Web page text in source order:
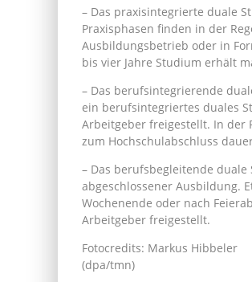
– Das praxisintegrierte duale
Praxisphasen finden in der
Ausbildungsbetrieb oder in
bis vier Jahre Studium erhält
– Das berufsintegrierende
ein berufsintegriertes duales
Arbeitgeber freigestellt. In der
zum Hochschulabschluss
– Das berufsbegleitende
abgeschlossener Ausbildung.
Wochenende oder nach
Arbeitgeber freigestellt.
Fotocredits: Markus Hibbeler
(dpa/tmn)